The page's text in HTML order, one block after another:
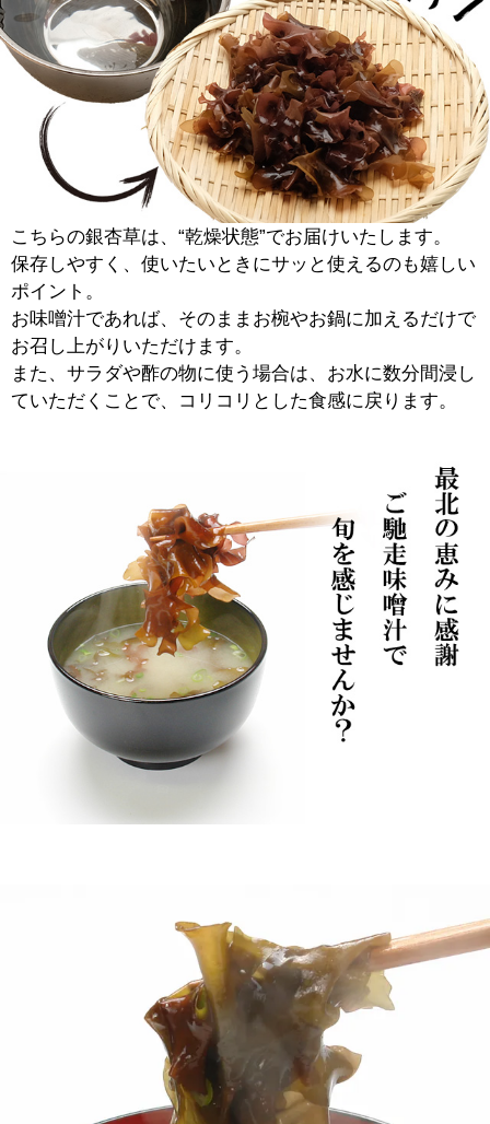
こちらの銀杏草は、“乾燥状態”でお届けいたします。
保存しやすく、使いたいときにサッと使えるのも嬉しい
ポイント。
お味噌汁であれば、そのままお椀やお鍋に加えるだけで
お召し上がりいただけます。
また、サラダや酢の物に使う場合は、お水に数分間浸し
ていただくことで、コリコリとした食感に戻ります。